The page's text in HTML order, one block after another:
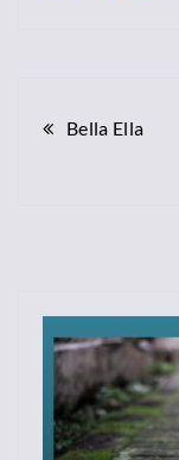
Bella Ella